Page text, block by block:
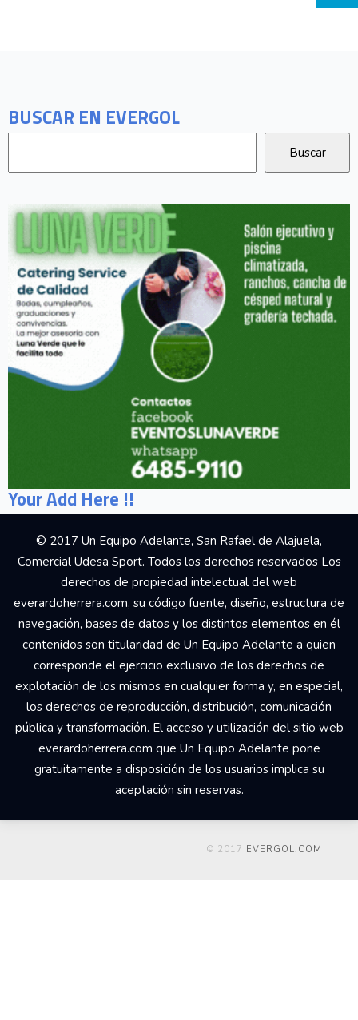
BUSCAR EN EVERGOL
Your Add Here !!
© 2017 Un Equipo Adelante, San Rafael de Alajuela,
Comercial Udesa Sport. Todos los derechos reservados Los
derechos de propiedad intelectual del web
everardoherrera.com, su código fuente, diseño, estructura de
navegación, bases de datos y los distintos elementos en él
contenidos son titularidad de Un Equipo Adelante a quien
corresponde el ejercicio exclusivo de los derechos de
explotación de los mismos en cualquier forma y, en especial,
los derechos de reproducción, distribución, comunicación
pública y transformación. El acceso y utilización del sitio web
everardoherrera.com que Un Equipo Adelante pone
gratuitamente a disposición de los usuarios implica su
aceptación sin reservas.
© 2017 EVERGOL.COM